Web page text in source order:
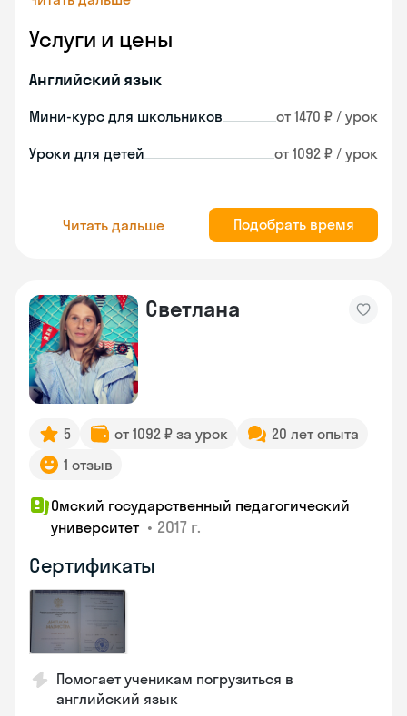
Услуги и цены
Английский язык
Мини-курс для школьников от 1470 ₽ / урок
Уроки для детей от 1092 ₽ / урок
Читать дальше Подобрать время
Светлана
5 от 1092 ₽ за урок
20 лет опыта
1 отзыв
Омский государственный педагогический
университет • 2017 г.
Сертификаты
Помогает ученикам погрузиться в
английский язык